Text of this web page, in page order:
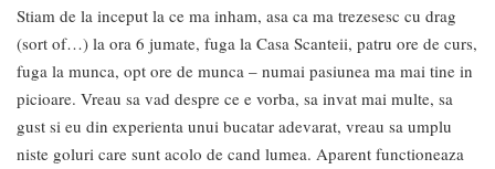
Stiam de la inceput la ce ma inham, asa ca ma trezesesc cu drag
(sort of…) la ora 6 jumate, fuga la Casa Scanteii, patru ore de curs,
fuga la munca, opt ore de munca – numai pasiunea ma mai tine in
picioare. Vreau sa vad despre ce e vorba, sa invat mai multe, sa
gust si eu din experienta unui bucatar adevarat, vreau sa umplu
niste goluri care sunt acolo de cand lumea. Aparent functioneaza